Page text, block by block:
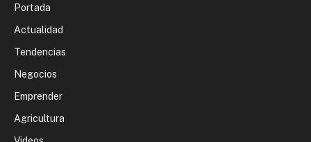
Portada
Actualidad
Tendencias
Negocios
Emprender
Agricultura